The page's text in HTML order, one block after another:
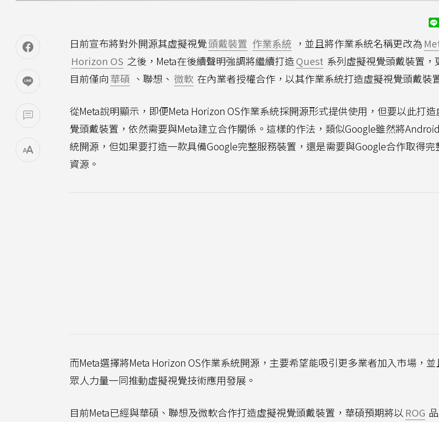
日前宣布將對外開源其虛擬視覺頭戴裝置 作業系統 ，並且將作業系統名稱更改為
Horizon OS 之後，Meta在後續聲明強調將繼續打造Quest 系列虛擬視覺頭戴裝置，
目前僅向華碩 、聯想、 微軟 在內業者授權合作，以其作業系統打造虛擬視覺頭戴裝
從Meta說明顯示，即便Meta Horizon OS作業系統採開源形式提供使用，但要以此打
覺頭戴裝置，依然需要與Meta建立合作關係。這樣的作法，類似Google雖然將
統開源，但如果要打造一款具備Google完整服務裝置，還是需要與Google合作取得完
資源。
而Meta選擇將Meta Horizon OS作業系統開源，主要希望能吸引更多業者加入市場，
眾人力量一同推動虛擬視覺技術應用發展。
目前Meta已經與華碩、聯想及微軟合作打造虛擬視覺頭戴裝置，華碩預期將以 ROG